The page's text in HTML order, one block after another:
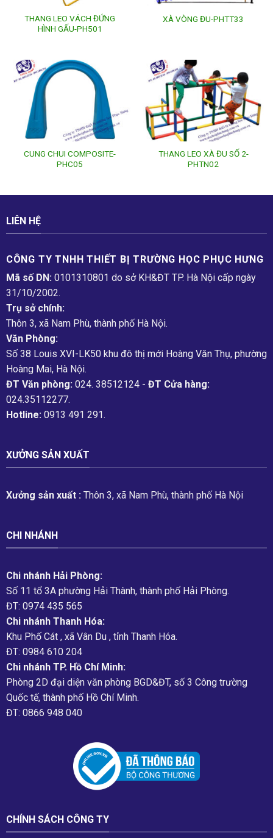
THANG LEO VÁCH ĐỨNG
HÌNH GẤU-PH501
XÀ VÒNG ĐU-PHTT33
CUNG CHUI COMPOSITE-
PHC05
THANG LEO XÀ ĐU SỐ 2-
PHTN02
LIÊN HỆ
CÔNG TY TNHH THIẾT BỊ TRƯỜNG HỌC PHỤC H­ƯNG
Mã số DN: 0101310801 do sở KH&ĐT TP. Hà Nội cấp ngày
31/10/2002.
Trụ sở chính:
Thôn 3, xã Nam Phù, thành phố Hà Nội.
Văn Phòng:
Số 38 Louis XVI-LK50 khu đô thị mới Hoàng Văn Thụ, phường
Hoàng Mai, Hà Nội.
ĐT Văn phòng:024. 38512124 - ĐT Cửa hàng:
024.35112277.
Hotline:0913 491 291.
XƯỞNG SẢN XUẤT
Xưởng sản xuất :Thôn 3, xã Nam Phù, thành phố Hà Nội
CHI NHÁNH
Chi nhánh Hải Phòng:
Số 11 tổ 3A phường Hải Thành, thành phố Hải Phòng.
ĐT: 0974 435 565
Chi nhánh Thanh Hóa:
Khu Phố Cát , xã Vân Du , tỉnh Thanh Hóa.
ĐT: 0984 610 204
Chi nhánh TP. Hồ Chí Minh:
Phòng 2D đại diện văn phòng BGD&ĐT, số 3 Công trường
Quốc tế, thành phố Hồ Chí Minh.
ĐT: 0866 948 040
CHÍNH SÁCH CÔNG TY